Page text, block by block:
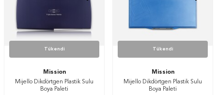
Tükendi
Mission
Mijello Dikdörtgen Plastik Sulu
Boya Paleti
Tükendi
Mission
Mijello Dikdörtgen Plastik Sulu
Boya Paleti